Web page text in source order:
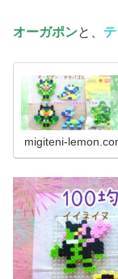
オーガポンと、
migiteni-